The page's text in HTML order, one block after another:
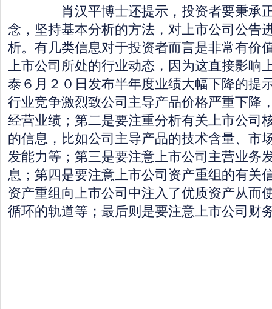
肖汉平博士还提示，投资者要秉承正
念，坚持基本分析的方法，对上市公司公告
析。有几类信息对于投资者而言是非常有价
上市公司所处的行业动态，因为这直接影响
泰６月２０日发布半年度业绩大幅下降的提
行业竞争激烈致公司主导产品价格严重下降
经营业绩；第二是要注重分析有关上市公司
的信息，比如公司主导产品的技术含量、市
发能力等；第三是要注意上市公司主营业务
息；第四是要注意上市公司资产重组的有关
资产重组向上市公司中注入了优质资产从而
循环的轨道等；最后则是要注意上市公司财